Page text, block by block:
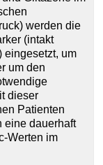
werden die
(intakt
eingesetzt, um
um den
dieser
Patienten
eine dauerhaft
Werten im